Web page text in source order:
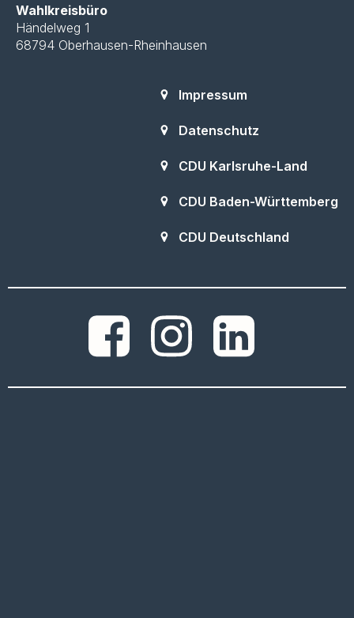
Wahlkreisbüro
Händelweg 1
68794 Oberhausen-Rheinhausen
Impressum
Datenschutz
CDU Karlsruhe-Land
CDU Baden-Württemberg
CDU Deutschland